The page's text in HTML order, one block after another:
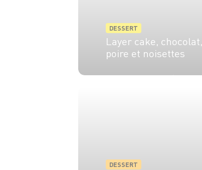
DESSERT
Layer cake, chocolat,
poire et noisettes
DESSERT